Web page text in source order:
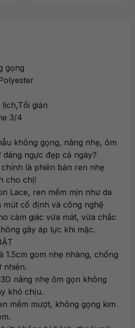
gọng
giản
3/4
không gọng, nâng nhẹ, ôm
ngực đẹp cả ngày?
chính là phiên bản ren nhẹ
cho chị!
Lace, ren mềm mịn như da
mút cố định và công nghệ
cảm giác vừa mát, vừa chắc
gây áp lực khi mặc.
1.5cm gom nhẹ nhàng, chống
nhiên.
nâng nhẹ ôm gọn không
khó chịu.
mềm mượt, không gọng kim